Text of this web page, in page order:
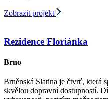
Zobrazit projekt
Rezidence Floriánka
Brno
Brněnská Slatina je čtvrť, která
skvělou dopravní dostupností.